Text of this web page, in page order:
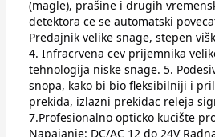
(magle), prašine i drugih
detektora ce se automatski
Predajnik velike snage, stepen
4. Infracrvena cev prijemnika
tehnologija niske snage. 5.
snopa, kako bi bio fleksibilniji i
prekida, izlazni prekidac releja
7.Profesionalno opticko kucište
Napajanje: DC/AC 12 do 24V